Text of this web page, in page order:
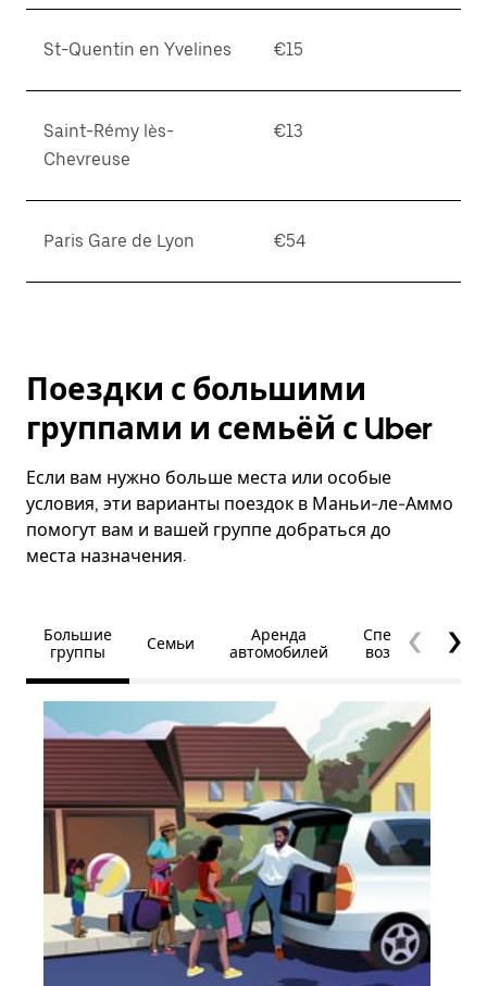
St-Quentin en Yvelines €15
Saint-Rémy lès-
Chevreuse
€13
Paris Gare de Lyon €54
Поездки с большими
группами и семьёй с Uber
Если вам нужно больше места или особые
условия, эти варианты поездок в Маньи-ле-Аммо
помогут вам и вашей группе добраться до
места назначения.
Большие
группы
Семьи
Аренда
автомобилей
Специальные
возможности